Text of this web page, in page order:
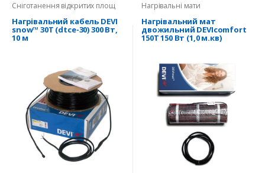
Сніготанення відкритих площ
Нагрівальний кабель DEVI
snow™ 30T (dtce-30) 300 Вт,
10 м
Нагрівальні мати
Нагрівальний мат
двожильний DEVIcomfort
150T 150 Вт (1,0 м.кв)